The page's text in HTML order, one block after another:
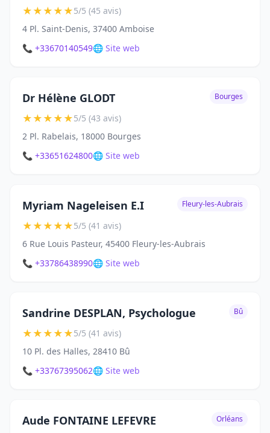
★★★★★5/5 (45 avis)
4 Pl. Saint-Denis, 37400 Amboise
📞 +33670140549🌐 Site web
Dr Hélène GLODT Bourges
★★★★★5/5 (43 avis)
2 Pl. Rabelais, 18000 Bourges
📞 +33651624800🌐 Site web
Myriam Nageleisen E.I Fleury-les-Aubrais
★★★★★5/5 (41 avis)
6 Rue Louis Pasteur, 45400 Fleury-les-Aubrais
📞 +33786438990🌐 Site web
Sandrine DESPLAN, Psychologue Bû
★★★★★5/5 (41 avis)
10 Pl. des Halles, 28410 Bû
📞 +33767395062🌐 Site web
Aude FONTAINE LEFEVRE Orléans